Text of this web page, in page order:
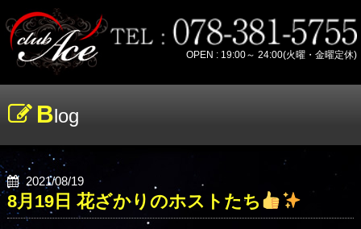
OPEN : 19:00～ 24:00(火曜・金曜定休)
Blog
2021/08/19
8月19日 花ざかりのホストたち